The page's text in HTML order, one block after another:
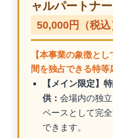
ャルパートナー
50,000円（税込
【本事業の象徴と
間を独占できる特等
【メイン限定】
供： 会場内の独
ペースとして完
できます。